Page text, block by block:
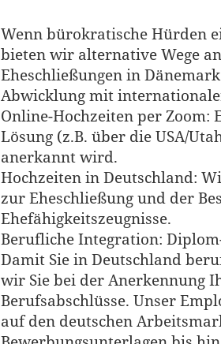
Wenn bürokratische Hürden
bieten wir alternative Wege
Eheschließungen in
Abwicklung mit
Online-Hochzeiten per
Lösung (z.B. über die USA/
anerkannt wird.
Hochzeiten in Deutschland:
zur Eheschließung und der
Ehefähigkeitszeugnisse.
Berufliche Integration:
Damit Sie in Deutschland
wir Sie bei der Anerkennung
Berufsabschlüsse. Unser
auf den deutschen